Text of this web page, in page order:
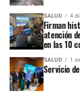
SALUD 4
Firman
atención
en las 10
SALUD 1
Servicio